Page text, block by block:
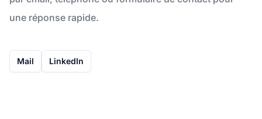
une réponse rapide.
Mail LinkedIn